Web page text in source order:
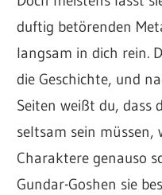
duftig betörenden
langsam in dich rein.
die Geschichte, und
Seiten weißt du, dass
seltsam sein müssen,
Charaktere genauso
Gundar-Goshen sie